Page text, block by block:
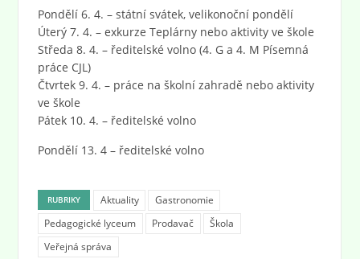
Pondělí 6. 4. – státní svátek, velikonoční pondělí
Úterý 7. 4. – exkurze Teplárny nebo aktivity ve škole
Středa 8. 4. – ředitelské volno (4. G a 4. M Písemná
práce CJL)
Čtvrtek 9. 4. – práce na školní zahradě nebo aktivity
ve škole
Pátek 10. 4. – ředitelské volno
Pondělí 13. 4 – ředitelské volno
RUBRIKY Aktuality
Gastronomie
Pedagogické lyceum
Prodavač
Škola
Veřejná správa